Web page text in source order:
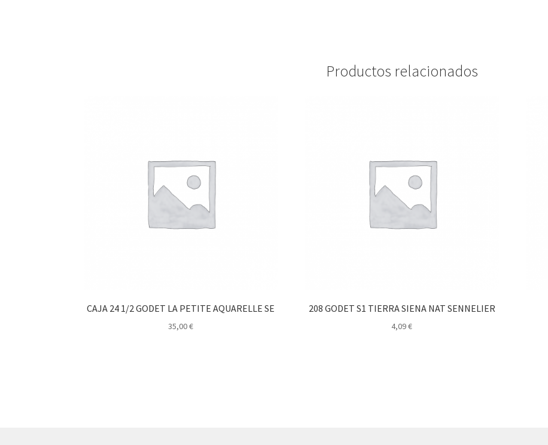
Productos relacionados
CAJA 24 1/2 GODET LA PETITE AQUARELLE SE
35,00€
208 GODET S1 TIERRA SIENA NAT SENNELIER
4,09€